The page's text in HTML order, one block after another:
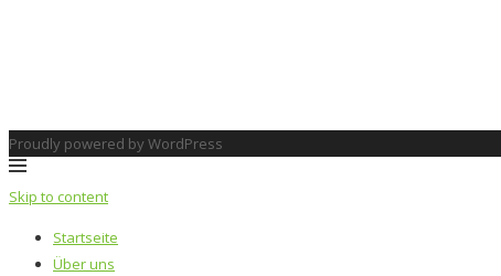
Proudly powered by WordPress
Skip to content
Startseite
Über uns